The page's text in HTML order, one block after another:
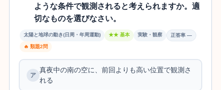
ような条件で観測されると考えられますか。適
切なものを選びなさい。
太陽と地球の動き(日周・年周運動) ★★ 基本 実験・観察 正答率 —
🔥 類題2問
真夜中の南の空に、前回よりも高い位置で観測さ
れる